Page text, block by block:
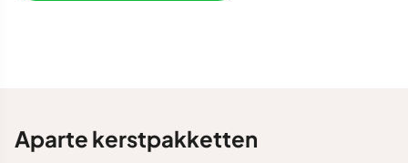
Aparte kerstpakketten